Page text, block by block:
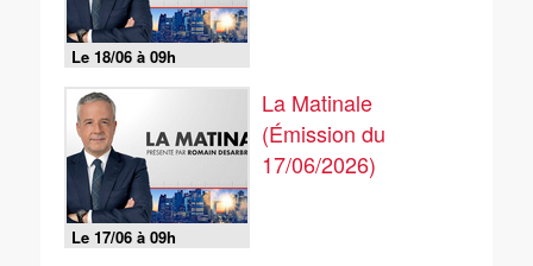
Le 18/06 à 09h
Le 17/06 à 09h
La Matinale
(Émission du
17/06/2026)